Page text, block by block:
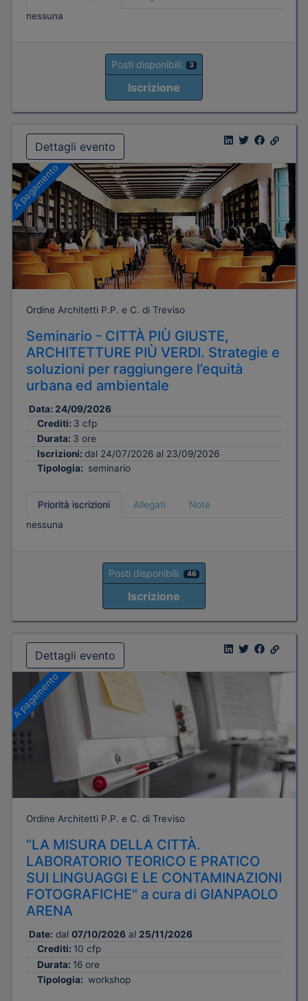
nessuna
Posti disponibili: 3
Iscrizione
Dettagli evento
A pagamento
Ordine Architetti P.P. e C. di Treviso
Seminario - CITTÀ PIÙ GIUSTE,
ARCHITETTURE PIÙ VERDI. Strategie e
soluzioni per raggiungere l’equità
urbana ed ambientale
Data: 24/09/2026
Crediti: 3 cfp
Durata: 3 ore
Iscrizioni: dal 24/07/2026 al 23/09/2026
Tipologia: seminario
Priorità iscrizioni Allegati
Note
nessuna
Posti disponibili: 46
Iscrizione
Dettagli evento
A pagamento
Ordine Architetti P.P. e C. di Treviso
“LA MISURA DELLA CITTÀ.
LABORATORIO TEORICO E PRATICO
SUI LINGUAGGI E LE CONTAMINAZIONI
FOTOGRAFICHE" a cura di GIANPAOLO
ARENA
Date: dal 07/10/2026 al 25/11/2026
Crediti: 10 cfp
Durata: 16 ore
Tipologia: workshop